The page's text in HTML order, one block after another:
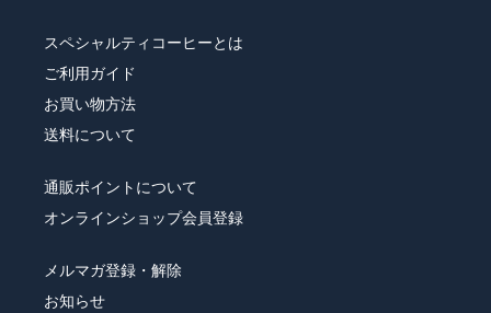
スペシャルティコーヒーとは
ご利用ガイド
お買い物方法
送料について
通販ポイントについて
オンラインショップ会員登録
メルマガ登録・解除
お知らせ